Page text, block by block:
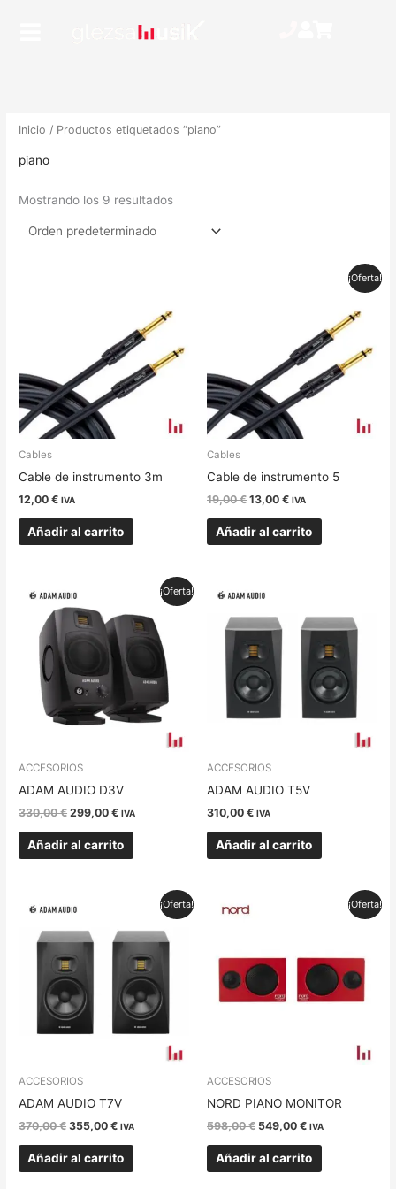
Inicio / Productos etiquetados “piano”
piano
Mostrando los 9 resultados
Cables
Cable de instrumento 3m
12,00€ IVA
Añadir al carrito
¡Oferta!
Cables
Cable de instrumento 5
19,00€ 13,00 €
13,00 €.
IVA
Añadir al carrito
¡Oferta!
ACCESORIOS
ADAM AUDIO D3V
330,00€
precio
original
era:
330,00 €.
299,00€
actual
es:
299,00 €.
IVA
Añadir al carrito
ACCESORIOS
ADAM AUDIO T5V
310,00 € IVA
Añadir al carrito
¡Oferta!
ACCESORIOS
ADAM AUDIO T7V
370,00€
precio
original
era:
370,00 €.
355,00€
actual
es:
355,00 €.
IVA
Añadir al carrito
¡Oferta!
ACCESORIOS
NORD PIANO MONITOR
598,00€
598,00 €.
549,00 €
549,00 €.
IVA
Añadir al carrito